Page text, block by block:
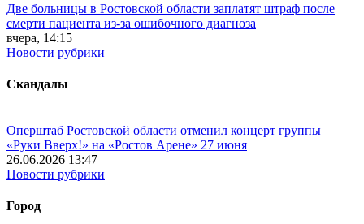
Две больницы в Ростовской области заплатят штраф после
смерти пациента из-за ошибочного диагноза
вчера, 14:15
Новости рубрики
Скандалы
Оперштаб Ростовской области отменил концерт группы
«Руки Вверх!» на «Ростов Арене» 27 июня
26.06.2026 13:47
Новости рубрики
Город